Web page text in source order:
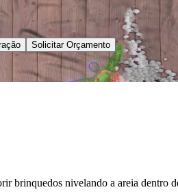
Solicitar Orçamento
brinquedos nivelando a areia dentro